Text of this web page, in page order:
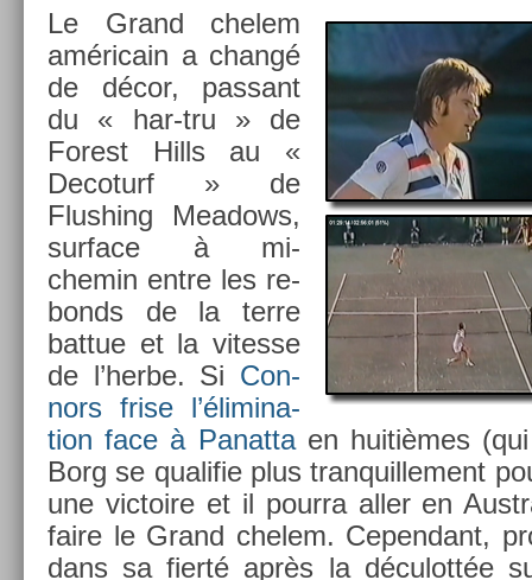
Le Grand chelem
américain a changé
de décor, pas­sant
du « har-tru » de
Forest Hills au «
De­coturf » de
Flush­ing Meadows,
sur­face à mi-
chemin entre les re­
bonds de la terre
bat­tue et la vites­se
de l’herbe. Si Con­
nors frise l’élimina­
tion face à Panat­taen huitièmes
Borg se qualifie plus tran­quil­le­ment
une vic­toire et il pour­ra aller en
faire le Grand chelem. Cepen­dant,
dans sa fierté après la déculottée